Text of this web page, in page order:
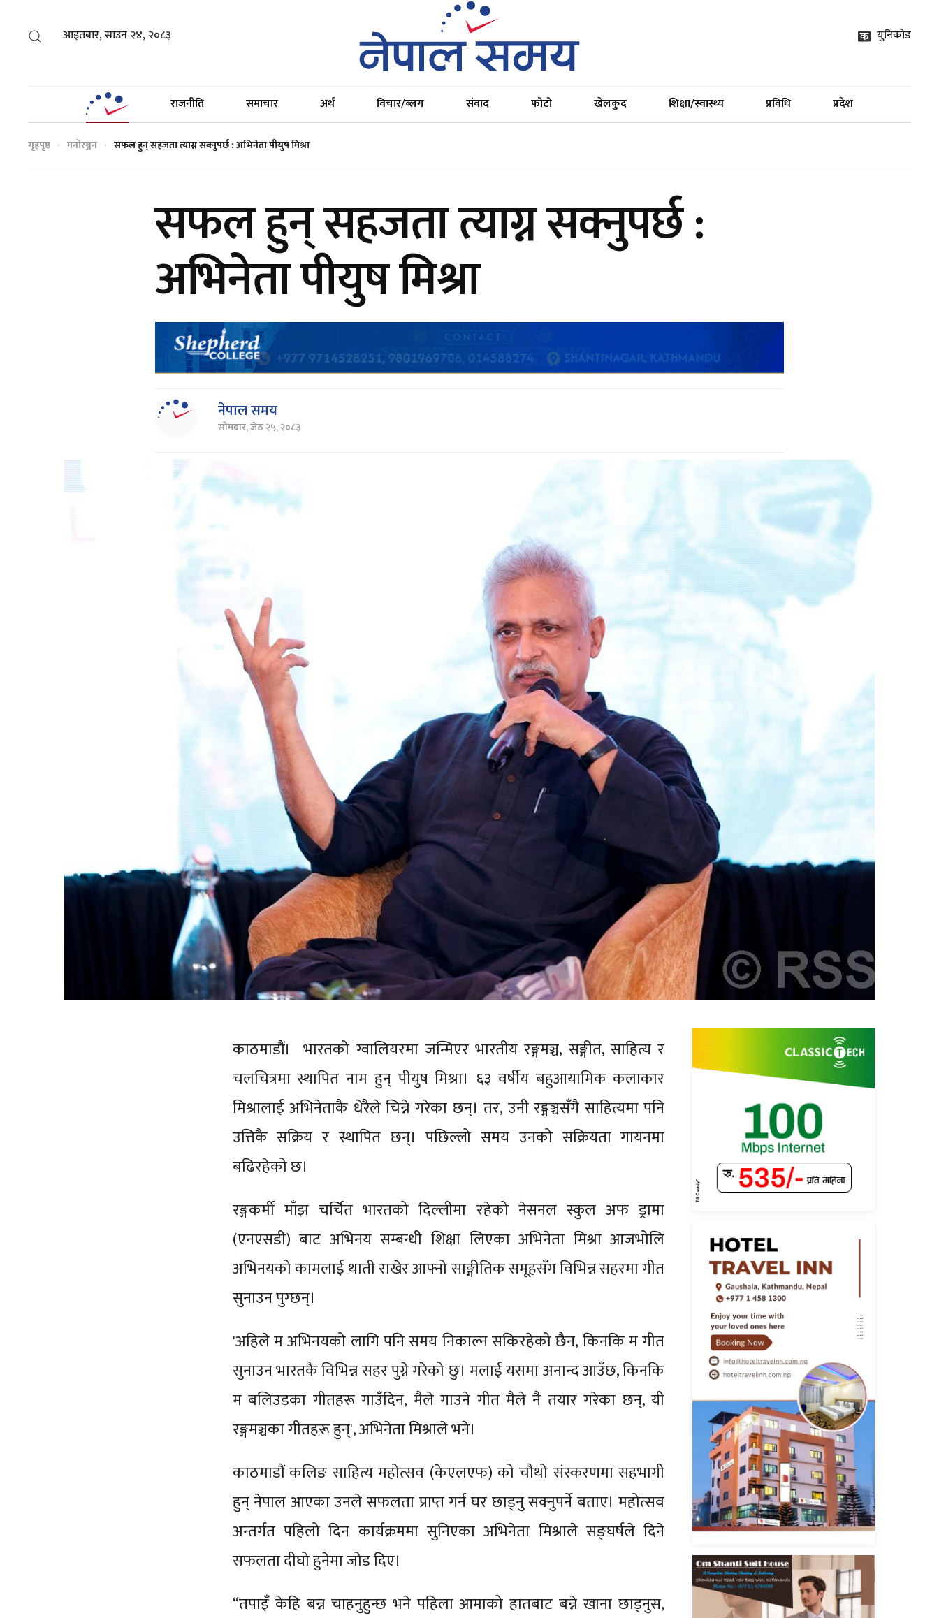
आइतबार, साउन २४, २०८३ युनिकोड
राजनीति समाचार अर्थ विचार/ब्लग संवाद फोटो खेलकुद शिक्षा/स्वास्थ्य प्रविधि प्रदेश
गृहपृष्ठ मनोरञ्जन सफल हुन् सहजता त्याग्न सक्नुपर्छ : अभिनेता पीयुष मिश्रा
सफल हुन् सहजता त्याग्न सक्नुपर्छ :
अभिनेता पीयुष मिश्रा
नेपाल समय
सोमबार, जेठ २५, २०८३
काठमाडौं। भारतको ग्वालियरमा जन्मिएर भारतीय रङ्गमञ्च, सङ्गीत, साहित्य र
चलचित्रमा स्थापित नाम हुन् पीयुष मिश्रा। ६३ वर्षीय बहुआयामिक कलाकार
मिश्रालाई अभिनेताकै धेरैले चिन्ने गरेका छन्। तर, उनी रङ्मञ्चसँगै साहित्यमा पनि
उत्तिकै सक्रिय र स्थापित छन्। पछिल्लो समय उनको सक्रियता गायनमा
बढिरहेको छ।
रङ्गकर्मी माँझ चर्चित भारतको दिल्लीमा रहेको नेसनल स्कुल अफ ड्रामा
(एनएसडी) बाट अभिनय सम्बन्धी शिक्षा लिएका अभिनेता मिश्रा आजभोलि
अभिनयको कामलाई थाती राखेर आफ्नो साङ्गीतिक समूहसँग विभिन्न सहरमा गीत
सुनाउन पुग्छन्।
'अहिले म अभिनयको लागि पनि समय निकाल्न सकिरहेको छैन, किनकि म गीत
सुनाउन भारतकै विभिन्न सहर पुग्ने गरेको छु। मलाई यसमा अनान्द आउँछ, किनकि
म बलिउडका गीतहरू गाउँदिन, मैले गाउने गीत मैले नै तयार गरेका छन्, यी
रङ्गमञ्चका गीतहरू हुन्', अभिनेता मिश्राले भने।
काठमाडौं कलिङ साहित्य महोत्सव (केएलएफ) को चौथो संस्करणमा सहभागी
हुन् नेपाल आएका उनले सफलता प्राप्त गर्न घर छाड्नु सक्नुपर्ने बताए। महोत्सव
अन्तर्गत पहिलो दिन कार्यक्रममा सुनिएका अभिनेता मिश्राले सङ्घर्षले दिने
सफलता दीघो हुनेमा जोड दिए।
“तपाइँ केहि बन्न चाहनुहुन्छ भने पहिला आमाको हातबाट बन्ने खाना छाड्नुस,